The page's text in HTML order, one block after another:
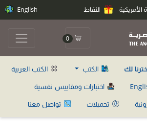
النقاط
English
0
لك الكتب
الكتب العربية
اختبارات ومقاييس نفسية
تحميلات تواصل معنا